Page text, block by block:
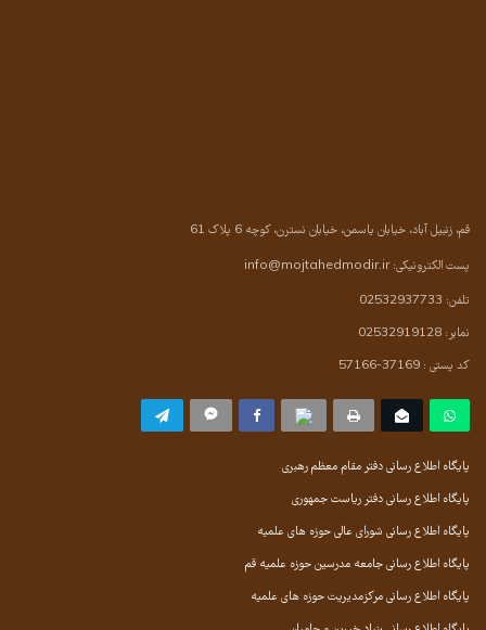
قم، زنبیل آباد، خیابان یاسمن، خیابان نسترن، کوچه 6 پلاک 61
پست الکترونیکی:info@mojtahedmodir.ir
تلفن: 02532937733
نمابر: 02532919128
کد پستی : 37169-57166
پایگاه اطلاع رسانی دفتر مقام معظم رهبری
پایگاه اطلاع رسانی دفتر ریاست جمهوری
پایگاه اطلاع رسانی شورای عالی حوزه های علمیه
پایگاه اطلاع رسانی جامعه مدرسین حوزه علمیه قم
پایگاه اطلاع رسانی مرکزمدیریت حوزه های علمیه